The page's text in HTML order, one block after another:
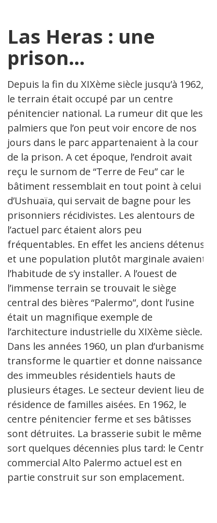
Las Heras : une
prison…
Depuis la fin du XIXème siècle jusqu’à 1962,
le terrain était occupé par un centre
pénitencier national. La rumeur dit que les
palmiers que l’on peut voir encore de nos
jours dans le parc appartenaient à la cour
de la prison. A cet époque, l’endroit avait
reçu le surnom de “Terre de Feu” car le
bâtiment ressemblait en tout point à celui
d’Ushuaïa, qui servait de bagne pour les
prisonniers récidivistes. Les alentours de
l’actuel parc étaient alors peu
fréquentables. En effet les anciens détenus
et une population plutôt marginale avaient
l’habitude de s’y installer. A l’ouest de
l’immense terrain se trouvait le siège
central des bières “Palermo”, dont l’usine
était un magnifique exemple de
l’architecture industrielle du XIXème siècle.
Dans les années 1960, un plan d’urbanisme
transforme le quartier et donne naissance à
des immeubles résidentiels hauts de
plusieurs étages. Le secteur devient lieu de
résidence de familles aisées. En 1962, le
centre pénitencier ferme et ses bâtisses
sont détruites. La brasserie subit le même
sort quelques décennies plus tard: le Centre
commercial Alto Palermo actuel est en
partie construit sur son emplacement.